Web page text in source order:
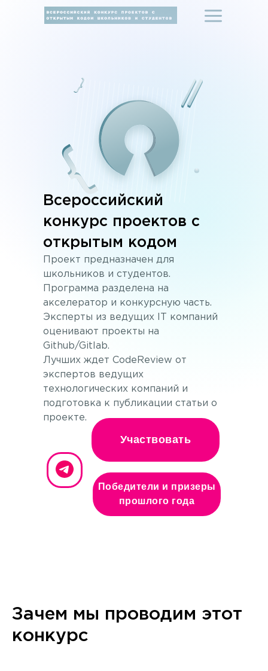
Всероссийский
конкурс проектов с
открытым кодом
Проект предназначен для
школьников и студентов.
Программа разделена на
акселератор и конкурсную часть.
Эксперты из ведущих IT компаний
оценивают проекты на
Github/Gitlab.
Лучших ждет CodeReview от
экспертов ведущих
технологических компаний и
подготовка к публикации статьи о
проекте.
Участвовать
Победители и призеры
прошлого года
Зачем мы проводим этот
конкурс